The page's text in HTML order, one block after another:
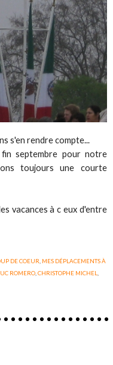
s'en rendre compte...
septembre pour notre
toujours une courte
vacances à c eux d'entre
DE COEUR MES DÉPLACEMENTS À
ROMERO ,CHRISTOPHE MICHEL